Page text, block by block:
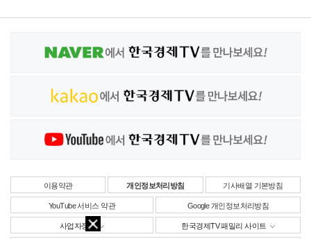
이용약관 개인정보처리방침 기사배열 기본방침
YouTube 서비스 약관 Google 개인정보처리방침
사업자정보 한국경제TV 패밀리 사이트